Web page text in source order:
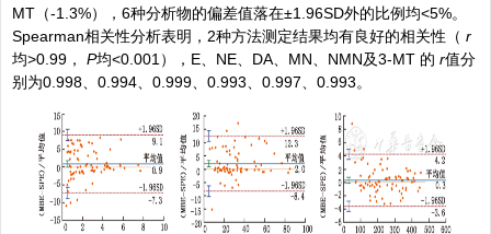
MT（-1.3%），6种分析物的偏差值落在±1.96SD外的比例均<5%。
Spearman相关性分析表明，2种方法测定结果均有良好的相关性（ r
均>0.99， P均<0.001），E、NE、DA、MN、NMN及3-MT 的 r值分
别为0.998、0.994、0.999、0.993、0.997、0.993。